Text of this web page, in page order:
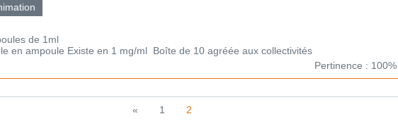
de 1ml
en ampoule Existe en 1 mg/ml Boîte de 10 agréée aux collectivités
Pertinence : 100%
« 1 2